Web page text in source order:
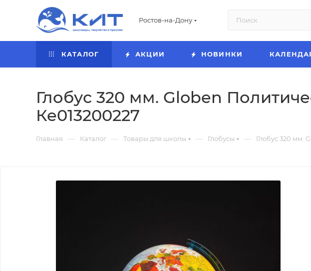
Ростов-на-Дону
КАТАЛОГ АКЦИИ НОВИНКИ
Глобус 320 мм. Globen
Ке013200227
Главная — Каталог — Товары для школы — Глобусы — Глобус 320 мм.